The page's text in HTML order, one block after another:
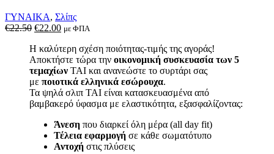
ΓΥΝΑΙΚΑ, Σλίπς
€22.50 Original
was:
€22.50.
€22.00Η
τιμή
είναι:
€22.00.
με ΦΠΑ
Η καλύτερη σχέση ποιότητας-τιμής της αγοράς!
Αποκτήστε τώρα την οικονομική συσκευασία των 5
τεμαχίων TAI και ανανεώστε το συρτάρι σας
με ποιοτικά ελληνικά εσώρουχα.
Τα ψηλά σλιπ TAI είναι κατασκευασμένα από
βαμβακερό ύφασμα με ελαστικότητα, εξασφαλίζοντας:
Άνεση που διαρκεί όλη μέρα (all day fit)
Τέλεια εφαρμογή σε κάθε σωματότυπο
Αντοχή στις πλύσεις